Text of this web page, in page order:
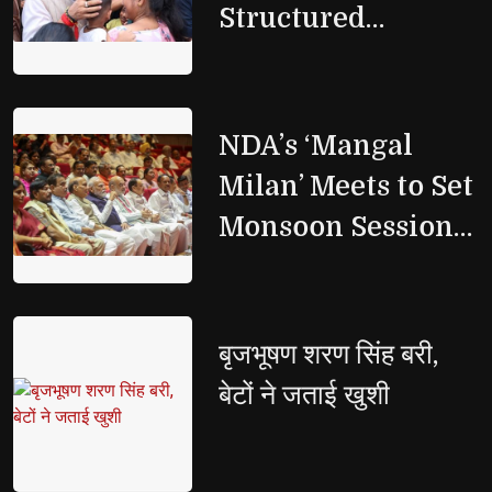
Structured
NDA’s ‘Mangal
Milan’ Meets to Set
Monsoon Session
बृजभूषण शरण सिंह बरी,
बेटों ने जताई खुशी